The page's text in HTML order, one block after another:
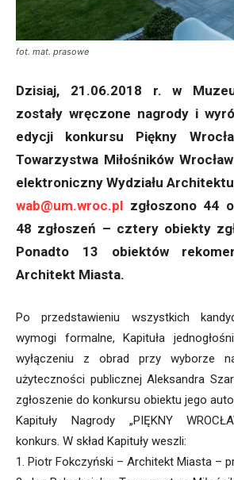
fot. mat. prasowe
Dzisiaj, 21.06.2018 r. w
zostały wręczone nagrody i
edycji konkursu Piękny
Towarzystwa Miłośników
elektroniczny Wydziału
wab@um.wroc.pl zgłoszono 44
48 zgłoszeń – cztery obiekty
Ponadto 13 obiektów
Architekt Miasta.
Po przedstawieniu wszystkich
wymogi formalne, Kapituła
wyłączeniu z obrad przy wyborze
użyteczności publicznej Aleksandra
zgłoszenie do konkursu obiektu jego
Kapituły Nagrody „PIĘKNY
konkurs. W skład Kapituły weszli:
1. Piotr Fokczyński – Architekt Miasta –